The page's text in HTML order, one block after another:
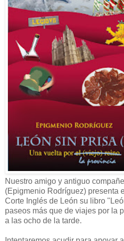
Nuestro amigo y antiguo
(Epigmenio Rodríguez) presenta
Corte Inglés de León su libro
paseos más que de viajes por la
a las ocho de la tarde.